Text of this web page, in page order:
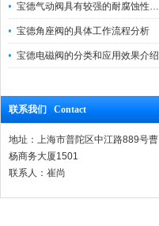
宝德气动阀具有较强的耐腐蚀性和抗震性
宝德角座阀的具体工作流程分析
宝德电磁阀的分类和应用效果介绍
联系我们 Contact
地址：上海市普陀区中江路889号曹
杨商务大厦1501
联系人：崔尚